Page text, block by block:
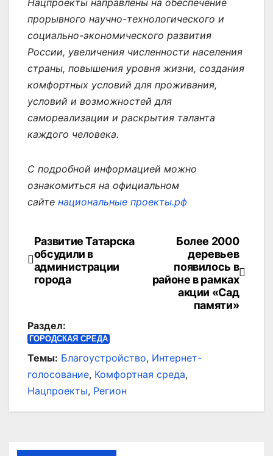
прорывного научно-технологического и
социально-экономического развития
России, увеличения численности населения
страны, повышения уровня жизни, создания
комфортных условий для проживания,
условий и возможностей для
самореализации и раскрытия таланта
каждого человека.
С подробной информацией можно
ознакомиться на официальном
сайте национальные проекты.рф
Навигация
по
Более 2000
деревьев
появилось в
районе в рамках
акции «Сад
памяти»
Развитие Татарска
обсудили в
администрации
города
Раздел:
ГОРОДСКАЯ СРЕДА
Темы: Благоустройство, Интернет-
голосование, Комфортная среда,
Нацпроекты, Регион